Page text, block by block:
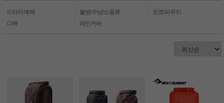
드라이색/백 물병/수낭/소품류
포켓/파우치
디팩
레인커버